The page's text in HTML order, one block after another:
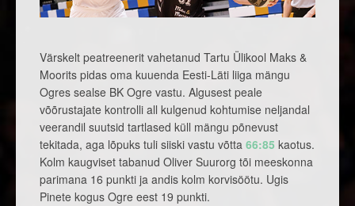
Värskelt peatreenerit vahetanud Tartu Ülikool Maks &
Moorits pidas oma kuuenda Eesti-Läti liiga mängu
Ogres sealse BK Ogre vastu. Algusest peale
võõrustajate kontrolli all kulgenud kohtumise neljandal
veerandil suutsid tartlased küll mängu põnevust
tekitada, aga lõpuks tuli siiski vastu võtta 66:85 kaotus.
Kolm kaugviset tabanud Oliver Suurorg tõi meeskonna
parimana 16 punkti ja andis kolm korvisöötu. Ugis
Pinete kogus Ogre eest 19 punkti.